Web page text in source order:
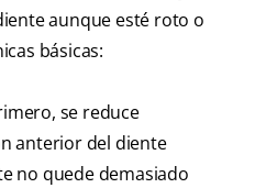
aunque esté roto o
básicas:
se reduce
anterior del diente
no quede demasiado